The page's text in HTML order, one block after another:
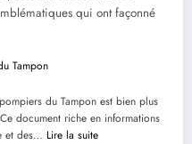
qui ont façonné
Tampon
du Tampon est bien plus
document riche en informations
et des… Lire la suite: